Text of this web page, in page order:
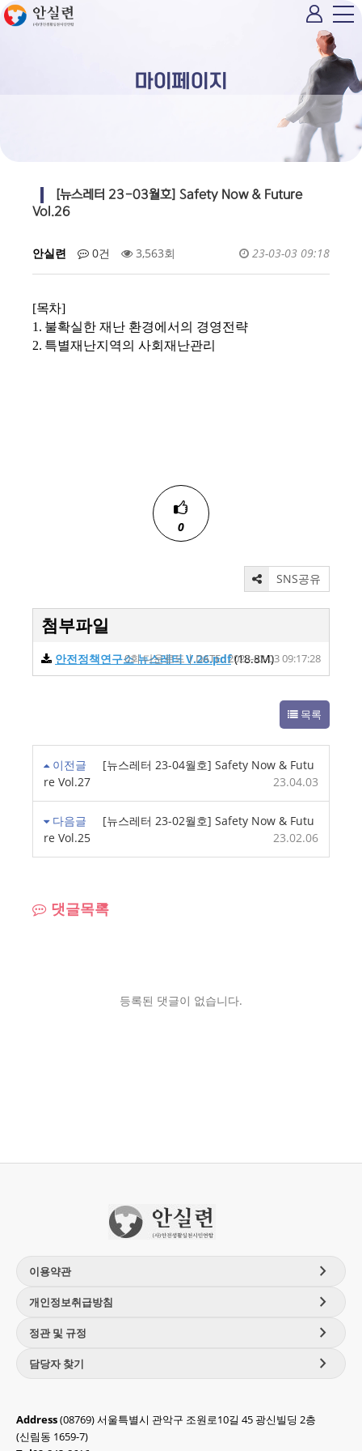
마이페이지
[뉴스레터 23-03월호] Safety Now & Future
Vol.26
안실련 0건 3,563회 23-03-03 09:18
[목차]
1. 불확실한 재난 환경에서의 경영전략
2. 특별재난지역의 사회재난관리
0
SNS공유
첨부파일
안전정책연구소 뉴스레터 V.26.pdf(18.8M)
0회 다운로드 | DATE : 2023-03-03 09:17:28
목록
이전글
[뉴스레터 23-04월호] Safety Now & Futu
re Vol.27
23.04.03
다음글
[뉴스레터 23-02월호] Safety Now & Futu
re Vol.25
23.02.06
댓글목록
등록된 댓글이 없습니다.
이용약관 chevron_right
개인정보취급방침 chevron_right
정관 및 규정 chevron_right
담당자 찾기 chevron_right
Address(08769) 서울특별시 관악구 조원로10길 45 광신빌딩 2층
(신림동 1659-7)